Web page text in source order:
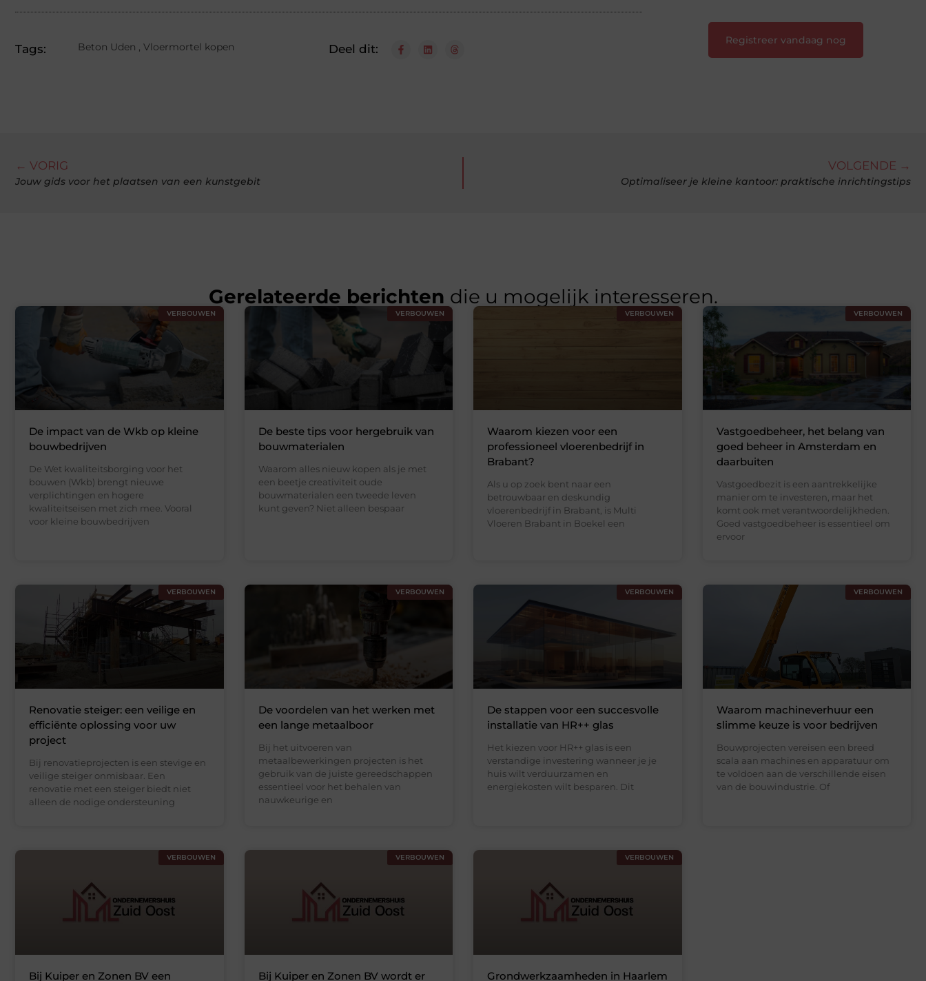
Tags: Beton Uden Vloermortel kopen Deel dit:
Registreer vandaag nog
← VORIG
Jouw gids voor het plaatsen van een kunstgebit
VOLGENDE →
Optimaliseer je kleine kantoor: praktische inrichtingstips
Gerelateerde berichten die u mogelijk interesseren.
VERBOUWEN
De impact van de Wkb op kleine
bouwbedrijven
De Wet kwaliteitsborging voor het
bouwen (Wkb) brengt nieuwe
verplichtingen en hogere
kwaliteitseisen met zich mee. Vooral
voor kleine bouwbedrijven
VERBOUWEN
De beste tips voor hergebruik van
bouwmaterialen
Waarom alles nieuw kopen als je met
een beetje creativiteit oude
bouwmaterialen een tweede leven
kunt geven? Niet alleen bespaar
VERBOUWEN
Waarom kiezen voor een
professioneel vloerenbedrijf in
Brabant?
Als u op zoek bent naar een
betrouwbaar en deskundig
vloerenbedrijf in Brabant, is Multi
Vloeren Brabant in Boekel een
VERBOUWEN
Vastgoedbeheer, het belang van
goed beheer in Amsterdam en
daarbuiten
Vastgoedbezit is een aantrekkelijke
manier om te investeren, maar het
komt ook met verantwoordelijkheden.
Goed vastgoedbeheer is essentieel om
ervoor
VERBOUWEN
Renovatie steiger: een veilige en
efficiënte oplossing voor uw
project
Bij renovatieprojecten is een stevige en
veilige steiger onmisbaar. Een
renovatie met een steiger biedt niet
alleen de nodige ondersteuning
VERBOUWEN
De voordelen van het werken met
een lange metaalboor
Bij het uitvoeren van
metaalbewerkingen projecten is het
gebruik van de juiste gereedschappen
essentieel voor het behalen van
nauwkeurige en
VERBOUWEN
De stappen voor een succesvolle
installatie van HR++ glas
Het kiezen voor HR++ glas is een
verstandige investering wanneer je je
huis wilt verduurzamen en
energiekosten wilt besparen. Dit
VERBOUWEN
Waarom machineverhuur een
slimme keuze is voor bedrijven
Bouwprojecten vereisen een breed
scala aan machines en apparatuur om
te voldoen aan de verschillende eisen
van de bouwindustrie. Of
VERBOUWEN
Bij Kuiper en Zonen BV een
VERBOUWEN
Bij Kuiper en Zonen BV wordt er
VERBOUWEN
Grondwerkzaamheden in Haarlem